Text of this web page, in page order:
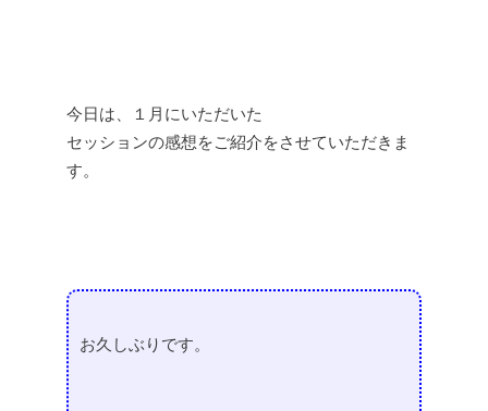
今日は、１月にいただいた
セッションの感想をご紹介をさせていただきま
す。
お久しぶりです。